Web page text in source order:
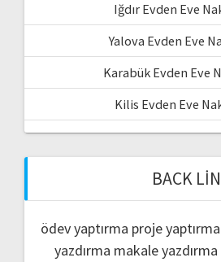
Iğdır Evden Eve
Yalova Evden Eve
Karabük Evden Eve
Kilis Evden Eve
BACK
ödev yaptırma proje yaptırma
yazdırma makale yazdırma